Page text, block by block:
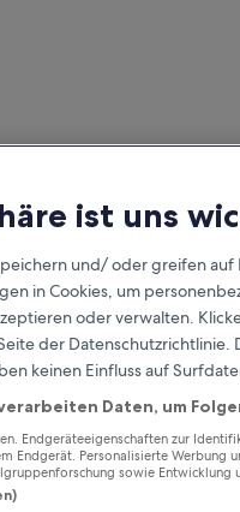
Prämien für
ist uns
und/ oder greifen
in Cookies, um
oder verwalten.
der Datenschutzrichtlinie.
keinen Einfluss auf
Daten, um
Endgeräteeigenschaften zur
Endgerät. Personalisierte Werbung
sowie Entwicklung